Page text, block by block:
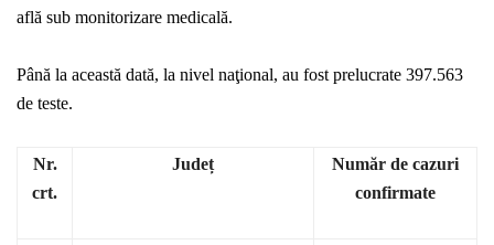
află sub monitorizare medicală.
Până la această dată, la nivel naţional, au fost prelucrate 397.563
de teste.
Nr.
crt.
Județ
Număr de cazuri
confirmate